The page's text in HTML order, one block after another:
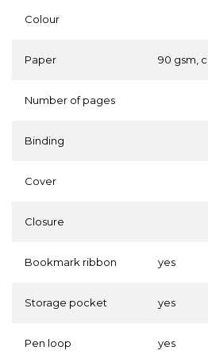
Colour
Paper 90 gsm,
Number of pages
Binding
Cover
Closure
Bookmark ribbon yes
Storage pocket yes
Pen loop yes